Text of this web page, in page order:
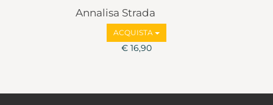
Annalisa Strada
ACQUISTA
€ 16,90